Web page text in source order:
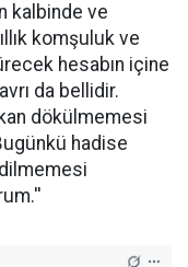
kalbinde ve
komşuluk ve
hesabın içine
da bellidir.
dökülmemesi
hadise